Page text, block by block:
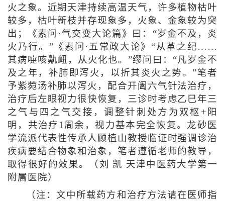
火之象。近期天津持续高温天气，许多植物枯叶
较多，枯叶新枝并存现象多，火象、金象较为突
出；《素问·气交变大论篇》曰：“岁金不及，炎
火乃行。”《素问·五常政大论》“从革之纪……
其病嚏咳鼽衄，从火化也。”缪问曰：“凡岁金不
及之年，补肺即泻火，以折其炎火之势。”笔者
予紫菀汤补肺以泻火，配合开阖六气针法治疗，
治疗后左眼视力很快恢复，三诊时考虑乙巳年三
之气与四之气交接，调整针刺处方为双枢+阳
明，共治疗1周余，视力基本完全恢复。龙砂医
学流派代表性传承人顾植山教授临证时强调诊治
疾病要结合物象和治象，笔者遵循老师的教导，
取得很好的效果。（刘 凯 天津中医药大学第一
附属医院）
（注：文中所载药方和治疗方法请在医师指